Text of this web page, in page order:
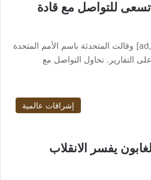
تسعى للتواصل مع قادة
من صحيفة اشراق العالم 24:[ad_1] وقالت المتحدثة باسم الأمم المتحدة
التقارير. نحاول التواصل مع
إشراقات عالمية
يفسر الانقلاب